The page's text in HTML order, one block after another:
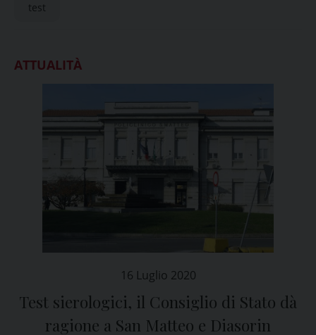
test
ATTUALITÀ
16 Luglio 2020
Test sierologici, il Consiglio di Stato dà
ragione a San Matteo e Diasorin